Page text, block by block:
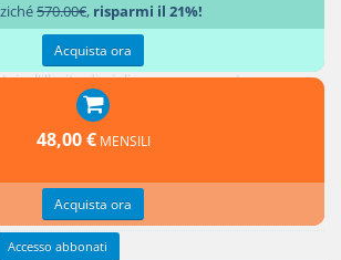
i controlli sui soggetti e sull'oggetto dell'atto
l'illecito disciplinare conseguente
promissario acquirente e ipoteche sul bene
>
570.00€, risparmi il 21%!
Acquista ora
48,00 € MENSILI
Acquista ora
Accesso abbonati